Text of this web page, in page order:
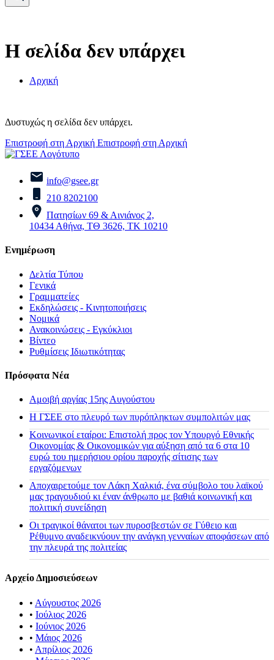
Η σελίδα δεν υπάρχει
Αρχική
Δυστυχώς η σελίδα δεν υπάρχει.
Επιστροφή στη Αρχική Επιστροφή στη Αρχική
info@gsee.gr
210 8202100
Πατησίων 69 & Αινιάνος 2,
10434 Αθήνα, ΤΘ 3626, ΤΚ 10210
Ενημέρωση
Δελτία Τύπου
Γενικά
Γραμματείες
Εκδηλώσεις - Κινητοποιήσεις
Νομικά
Ανακοινώσεις - Εγκύκλιοι
Βίντεο
Ρυθμίσεις Ιδιωτικότητας
Πρόσφατα Νέα
Αμοιβή αργίας 15ης Αυγούστου
H ΓΣΕΕ στο πλευρό των πυρόπληκτων συμπολιτών μας
Κοινωνικοί εταίροι: Επιστολή προς τον Υπουργό Εθνικής
Οικονομίας & Οικονομικών για αύξηση από τα 6 στα 10
ευρώ του ημερήσιου ορίου παροχής σίτισης των
εργαζόμενων
Αποχαιρετούμε τον Λάκη Χαλκιά, ένα σύμβολο του λαϊκού
μας τραγουδιού κι έναν άνθρωπο με βαθιά κοινωνική και
πολιτική συνείδηση
Οι τραγικοί θάνατοι των πυροσβεστών σε Γύθειο και
Ρέθυμνο αναδεικνύουν την ανάγκη γενναίων αποφάσεων από
την πλευρά της πολιτείας
Αρχείο Δημοσιεύσεων
• Αύγουστος 2026
• Ιούλιος 2026
• Ιούνιος 2026
• Μάιος 2026
• Απρίλιος 2026